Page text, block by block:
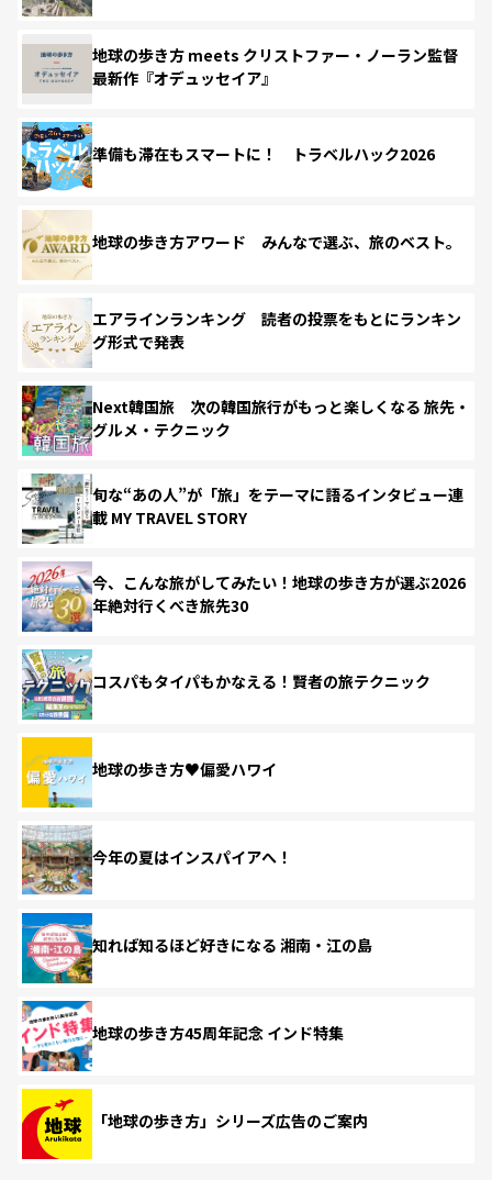
地球の歩き方 meets クリストファー・ノーラン監督
最新作『オデュッセイア』
準備も滞在もスマートに！ トラベルハック2026
地球の歩き方アワード みんなで選ぶ、旅のベスト。
エアラインランキング 読者の投票をもとにランキン
グ形式で発表
Next韓国旅 次の韓国旅行がもっと楽しくなる 旅先・
グルメ・テクニック
旬な“あの人”が「旅」をテーマに語るインタビュー連
載 MY TRAVEL STORY
今、こんな旅がしてみたい！地球の歩き方が選ぶ2026
年絶対行くべき旅先30
コスパもタイパもかなえる！賢者の旅テクニック
地球の歩き方♥偏愛ハワイ
今年の夏はインスパイアへ！
知れば知るほど好きになる 湘南・江の島
地球の歩き方45周年記念 インド特集
「地球の歩き方」シリーズ広告のご案内